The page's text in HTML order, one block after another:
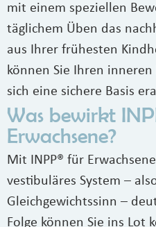
mit einem speziellen
täglichem Üben das
aus Ihrer frühesten
können Sie Ihren
sich eine sichere Basis
Was bewirkt
Erwachsene?
Mit INPP® für
vestibuläres System –
Gleichgewichtssinn –
Folge können Sie ins Lot